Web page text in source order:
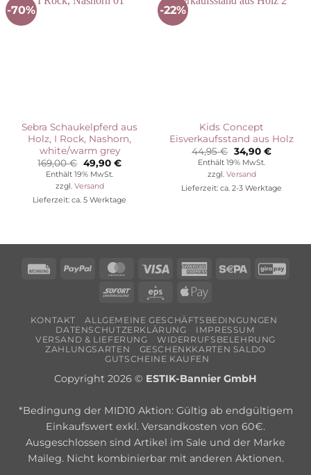
-70%
Sebra Schaukelpferd aus
Holz, I Rock, Nashorn,
white/warm grey
169,00€ Ursprünglicher
Preis
war:
169,00 €
49,90 €Aktueller
Enthält 19% MwSt.
zzgl. Versand
Lieferzeit: ca. 5 Werktage
-22%
Kids Concept
Eisverkaufsstand aus Holz
44,95€ Ursprünglicher
Preis
war:
44,95 €
34,90 €
Enthält 19% MwSt.
zzgl. Versand
Lieferzeit: ca. 2-3 Werktage
RechungPayPal MasterCard
Visa
American Sepa
Sofort
Eps
Apple
KONTAKT
ALLGEMEINE GESCHÄFTSBEDINGUNGEN
DATENSCHUTZERKLÄRUNG
IMPRESSUM
VERSAND & LIEFERUNG
WIDERRUFSBELEHRUNG
ZAHLUNGSARTEN
GESCHENKKARTEN SALDO
GUTSCHEINE KAUFEN
Copyright 2026 © ESTIK-Bannier GmbH
*Bedingung der MID10 Aktion: Gültig ab endgültigem
Einkaufswert exkl. Versandkosten von 60€.
Ausgeschlossen sind Artikel im Sale und der Marke
Maileg. Nicht kombinierbar mit anderen Aktionen.